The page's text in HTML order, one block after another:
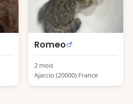
Romeo
2 mois
Ajaccio (20000) France